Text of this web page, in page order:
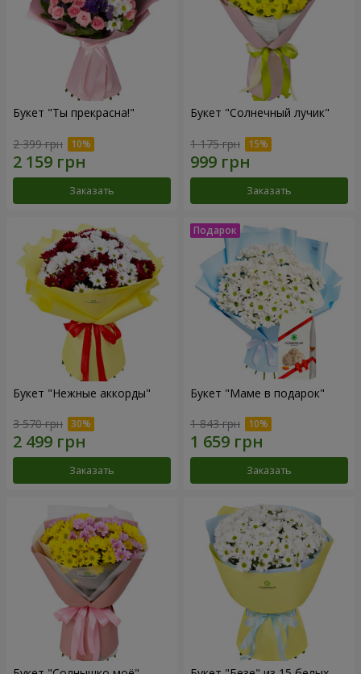
Букет "Ты прекрасна!"
2 399 грн
Заказать
Букет "Солнечный лучик"
1 175 грн
Заказать
Букет "Нежные аккорды"
3 570 грн
Заказать
Букет "Маме в подарок"
1 843 грн
Заказать